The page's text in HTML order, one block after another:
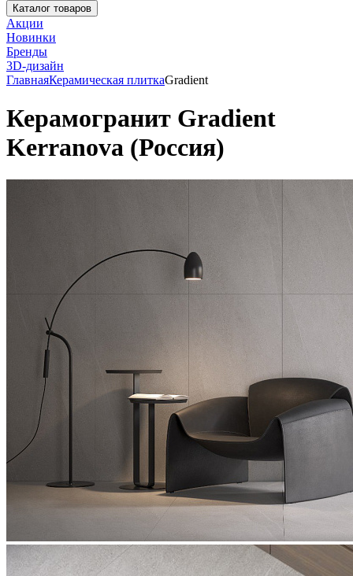
Каталог товаров
Акции
Новинки
Бренды
3D-дизайн
ГлавнаяКерамическая плиткаGradient
Керамогранит Gradient
Kerranova (Россия)